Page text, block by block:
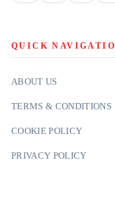
QUICK
ABOUT US
TERMS & CONDITIONS
COOKIE POLICY
PRIVACY POLICY